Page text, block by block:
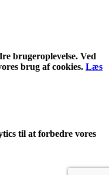
brugeroplevelse. Ved
brug af ​​cookies. Læs
til at forbedre vores